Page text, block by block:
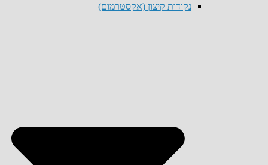
נקודות קיצון (אקסטרמום)